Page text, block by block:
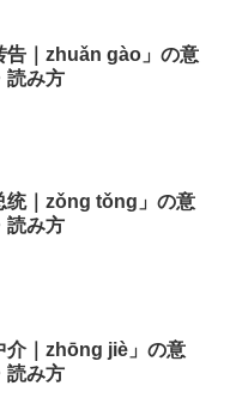
告｜zhuǎn gào」の意
読み方
统｜zǒng tǒng」の意
読み方
介｜zhōng jiè」の意
読み方